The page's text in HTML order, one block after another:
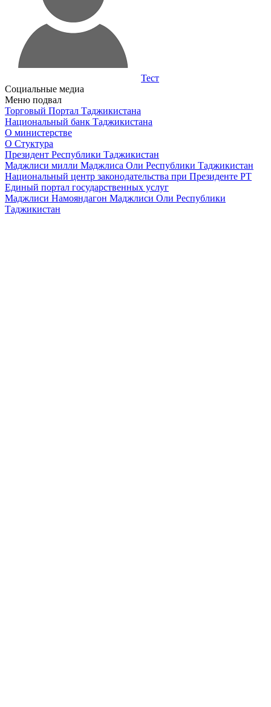
Тест
Социальные медиа
Меню подвал
Торговый Портал Таджикистана
Национальный банк Таджикистана
О министерстве
О Стуктура
Президент Республики Таджикистан
Маджлиси милли Маджлиса Оли Республики Таджикистан
Национальный центр законодательства при Президенте РТ
Единый портал государственных услуг
Маджлиси Намояндагон Маджлиси Оли Республики
Таджикистан